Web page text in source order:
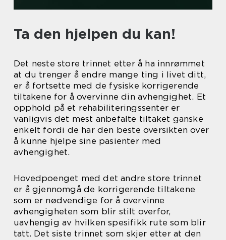
Ta den hjelpen du kan!
Det neste store trinnet etter å ha innrømmet
at du trenger å endre mange ting i livet ditt,
er å fortsette med de fysiske korrigerende
tiltakene for å overvinne din avhengighet. Et
opphold på et rehabiliteringssenter er
vanligvis det mest anbefalte tiltaket ganske
enkelt fordi de har den beste oversikten over
å kunne hjelpe sine pasienter med
avhengighet.
Hovedpoenget med det andre store trinnet
er å gjennomgå de korrigerende tiltakene
som er nødvendige for å overvinne
avhengigheten som blir stilt overfor,
uavhengig av hvilken spesifikk rute som blir
tatt. Det siste trinnet som skjer etter at den